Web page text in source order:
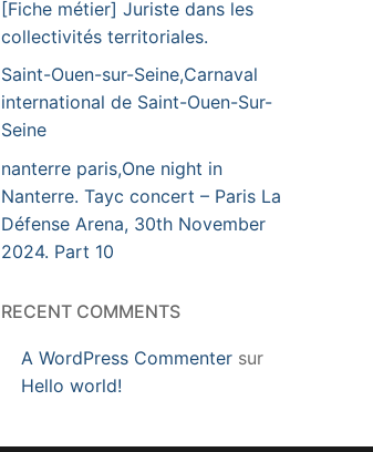
[Fiche métier] Juriste dans les
collectivités territoriales.
Saint-Ouen-sur-Seine,Carnaval
international de Saint-Ouen-Sur-
Seine
nanterre paris,One night in
Nanterre. Tayc concert – Paris La
Défense Arena, 30th November
2024. Part 10
RECENT COMMENTS
A WordPress Commenter sur
Hello world!